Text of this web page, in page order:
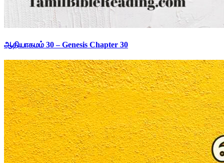
ஆதியாகமம் 30 – Genesis Chapter 30